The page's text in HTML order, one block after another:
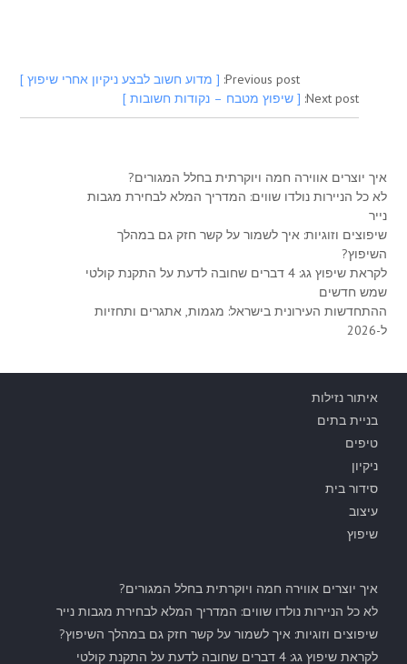
Previous post: [ מדוע חשוב לבצע ניקיון אחרי שיפוץ ]
Next post: [ שיפוץ מטבח – נקודות חשובות ]
איך יוצרים אווירה חמה ויוקרתית בחלל המגורים?
לא כל הניירות נולדו שווים: המדריך המלא לבחירת מגבות
נייר
שיפוצים וזוגיות: איך לשמור על קשר חזק גם במהלך
השיפוץ?
לקראת שיפוץ גג: 4 דברים שחובה לדעת על התקנת קולטי
שמש חדשים
ההתחדשות העירונית בישראל: מגמות, אתגרים ותחזיות
ל-2026
איתור נזילות
בניית בתים
טיפים
ניקיון
סידור בית
עיצוב
שיפוץ
איך יוצרים אווירה חמה ויוקרתית בחלל המגורים?
לא כל הניירות נולדו שווים: המדריך המלא לבחירת מגבות נייר
שיפוצים וזוגיות: איך לשמור על קשר חזק גם במהלך השיפוץ?
לקראת שיפוץ גג: 4 דברים שחובה לדעת על התקנת קולטי